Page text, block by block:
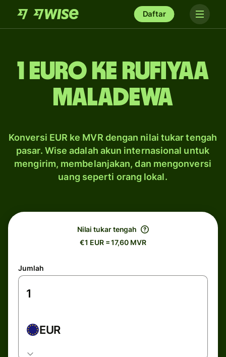
Daftar
1 euro ke rufiyaa
Maladewa
Konversi EUR ke MVR dengan nilai tukar tengah
pasar. Wise adalah akun internasional untuk
mengirim, membelanjakan, dan mengonversi
uang seperti orang lokal.
Nilai tukar tengah
€1 EUR = 17,60 MVR
Jumlah
EUR